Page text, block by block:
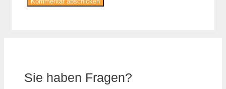
Sie haben Fragen?